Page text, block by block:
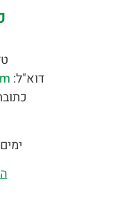
דוא"ל:
ימים א',